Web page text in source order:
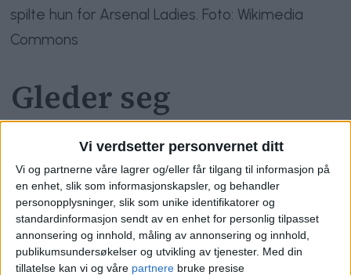
Vi verdsetter personvernet ditt
Vi og partnerne våre lagrer og/eller får tilgang til informasjon på
en enhet, slik som informasjonskapsler, og behandler
personopplysninger, slik som unike identifikatorer og
standardinformasjon sendt av en enhet for personlig tilpasset
annonsering og innhold, måling av annonsering og innhold,
publikumsundersøkelser og utvikling av tjenester. Med din
tillatelse kan vi og våre partnere bruke presise
spilte hun for Arsenal Ladies. Foto: Wikimedia
Commons
Gleder seg
Vålerengas trener,Monica Knudsen
synes naturligvis det blir spennende å
måle krefter med internasjonal motstand.